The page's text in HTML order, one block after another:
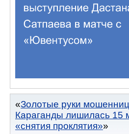
Золотые руки
Караганды лишилась 15
«снятия проклятия»